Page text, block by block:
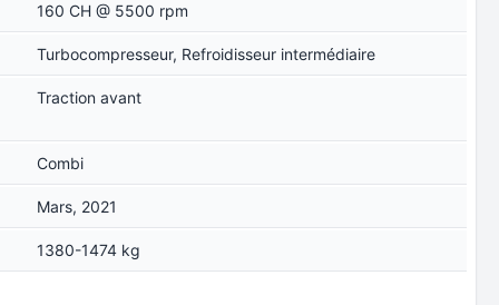
160 CH @ 5500 rpm
Turbocompresseur, Refroidisseur intermédiaire
Traction avant
Combi
Mars, 2021
1380-1474 kg